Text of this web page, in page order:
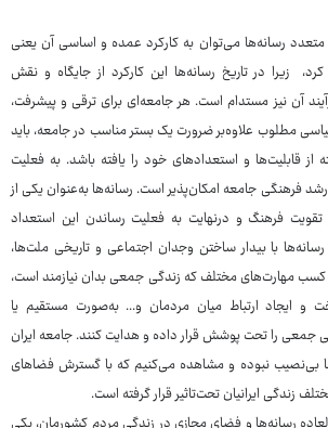
متعدد رسانه‌ها می‌توان به کارکرد عمده و اساسی آن یعنی
زیرا در تاریخ رسانه‌ها این کارکرد از جایگاه و نقش
آن نیز مستدام است. هر جامعه‌ای برای ترقی و پیشرفت،
مطلوب علاوه‌بر ضرورت یک بستر مناسب در جامعه، باید
از قابلیت‌ها و استعدادهای خود را یافته باشد. به فعلیت
فرهنگی جامعه امکان‌پذیر است. رسانه‌ها به‌عنوان یکی از
فرهنگ و درنهایت به فعلیت رساندن این استعداد
با بیدار ساختن وجدان اجتماعی و تاریخی ملت‌ها،
مهارت‌های مختلف که زندگی جمعی بدان نیازمند است،
و ایجاد ارتباط میان مردمان و... به‌صورت مستقیم یا
جمعی را تحت پوشش قرار داده و هدایت کنند. جامعه ایران
بی‌نصیب نبوده و مشاهده می‌کنیم که با گسترش فضاهای
زندگی ایرانیان تحت‌تاثیر قرار گرفته است.